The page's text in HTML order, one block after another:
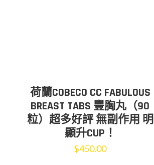
荷蘭COBECO CC FABULOUS
BREAST TABS 豐胸丸（90
粒）超多好評 無副作用 明
顯升CUP！
$450.00